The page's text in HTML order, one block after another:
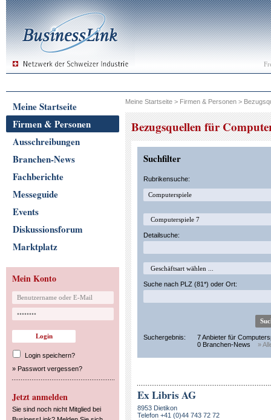
Meine Startseite
Firmen & Personen
Ausschreibungen
Branchen-News
Fachberichte
Messeguide
Events
Diskussionsforum
Marktplatz
Mein Konto
Login speichern?
» Passwort vergessen?
Jetzt anmelden
Sie sind noch nicht Mitglied bei
Meine Startseite > Firmen & Personen >
Bezugsquellen für
Suchfilter
Rubrikensuche:
Detailsuche:
Suche nach PLZ (81*) oder Ort:
Suchergebnis:
7 Anbieter für
0 Branchen-News
»
Ex Libris AG
8953 Dietikon
Telefon +41 (0)44 743 72 72